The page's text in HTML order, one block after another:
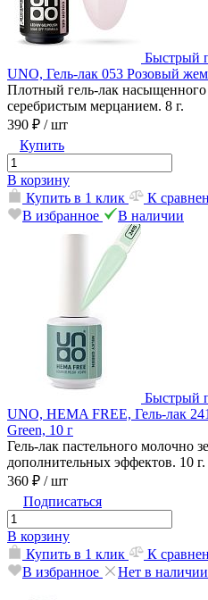
Быстрый
UNO, Гель-лак 053 Розовый
Плотный гель-лак
серебристым мерцанием. 8 г.
390 ₽ / шт
Купить
В корзину
Купить в 1 клик
К
В избранное
В наличии
Быстрый
UNO, HEMA FREE, Гель-лак
Green, 10 г
Гель-лак пастельного молочно
дополнительных эффектов. 10 г.
360 ₽ / шт
Подписаться
В корзину
Купить в 1 клик
К
В избранное
Нет в наличии